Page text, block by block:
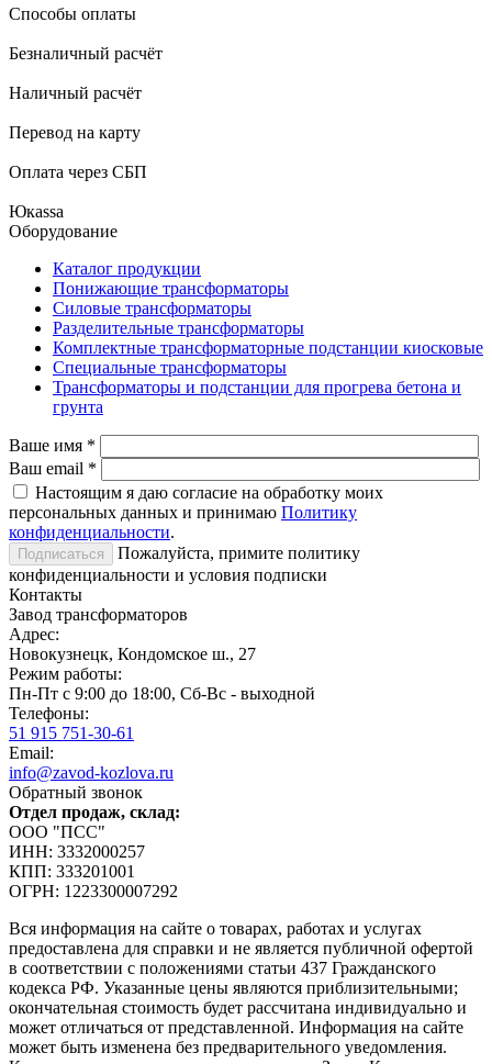
Способы оплаты
Безналичный расчёт
Наличный расчёт
Перевод на карту
Оплата через СБП
Юкаssа
Оборудование
Каталог продукции
Понижающие трансформаторы
Силовые трансформаторы
Разделительные трансформаторы
Комплектные трансформаторные подстанции киосковые
Специальные трансформаторы
Трансформаторы и подстанции для прогрева бетона и
грунта
Ваше имя *
Ваш email *
Настоящим я даю согласие на обработку моих
персональных данных и принимаю Политику
конфиденциальности.
Пожалуйста, примите политику
конфиденциальности и условия подписки
Контакты
Завод трансформаторов
Адрес:
Новокузнецк, Кондомское ш., 27
Режим работы:
Пн-Пт с 9:00 до 18:00, Сб-Вс - выходной
Телефоны:
51 915 751-30-61
Email:
info@zavod-kozlova.ru
Обратный звонок
Отдел продаж, склад:
ООО "ПСС"
ИНН: 3332000257
КПП: 333201001
ОГРН: 1223300007292
Вся информация на сайте о товарах, работах и услугах
предоставлена для справки и не является публичной офертой
в соответствии с положениями статьи 437 Гражданского
кодекса РФ. Указанные цены являются приблизительными;
окончательная стоимость будет рассчитана индивидуально и
может отличаться от представленной. Информация на сайте
может быть изменена без предварительного уведомления.